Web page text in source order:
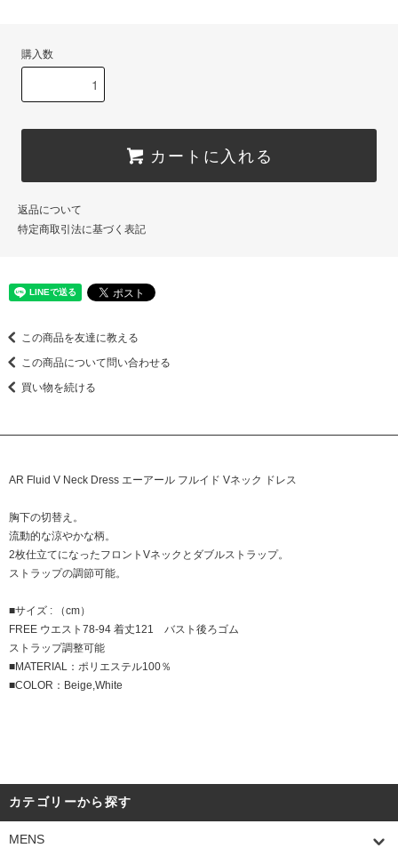
購入数
カートに入れる
返品について
特定商取引法に基づく表記
この商品を友達に教える
この商品について問い合わせる
買い物を続ける
AR Fluid V Neck Dress エーアール フルイド Vネック ドレス
胸下の切替え。
流動的な涼やかな柄。
2枚仕立てになったフロントVネックとダブルストラップ。
ストラップの調節可能。
■サイズ : （cm）
FREE ウエスト78-94 着丈121 バスト後ろゴム
ストラップ調整可能
■MATERIAL：ポリエステル100％
■COLOR：Beige,White
カテゴリーから探す
MENS